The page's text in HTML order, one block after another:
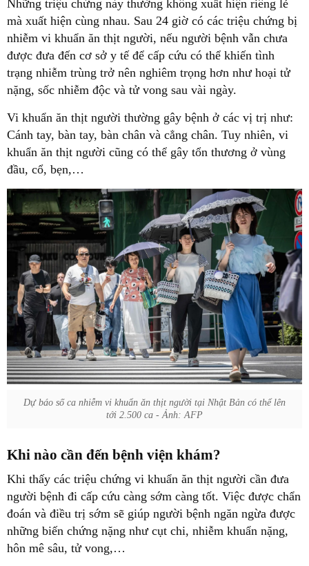
Những triệu chứng này thường không xuất hiện riêng lẻ
mà xuất hiện cùng nhau. Sau 24 giờ có các triệu chứng bị
nhiễm vi khuẩn ăn thịt người, nếu người bệnh vẫn chưa
được đưa đến cơ sở y tế để cấp cứu có thể khiến tình
trạng nhiễm trùng trở nên nghiêm trọng hơn như hoại tử
nặng, sốc nhiễm độc và tử vong sau vài ngày.
Vi khuẩn ăn thịt người thường gây bệnh ở các vị trị như:
Cánh tay, bàn tay, bàn chân và cẳng chân. Tuy nhiên, vi
khuẩn ăn thịt người cũng có thể gây tổn thương ở vùng
đầu, cổ, bẹn,…
Dự báo số ca nhiễm vi khuẩn ăn thịt người tại Nhật Bản có thể lên
tới 2.500 ca - Ảnh: AFP
Khi nào cần đến bệnh viện khám?
Khi thấy các triệu chứng vi khuẩn ăn thịt người cần đưa
người bệnh đi cấp cứu càng sớm càng tốt. Việc được chẩn
đoán và điều trị sớm sẽ giúp người bệnh ngăn ngừa được
những biến chứng nặng như cụt chi, nhiễm khuẩn nặng,
hôn mê sâu, tử vong,…